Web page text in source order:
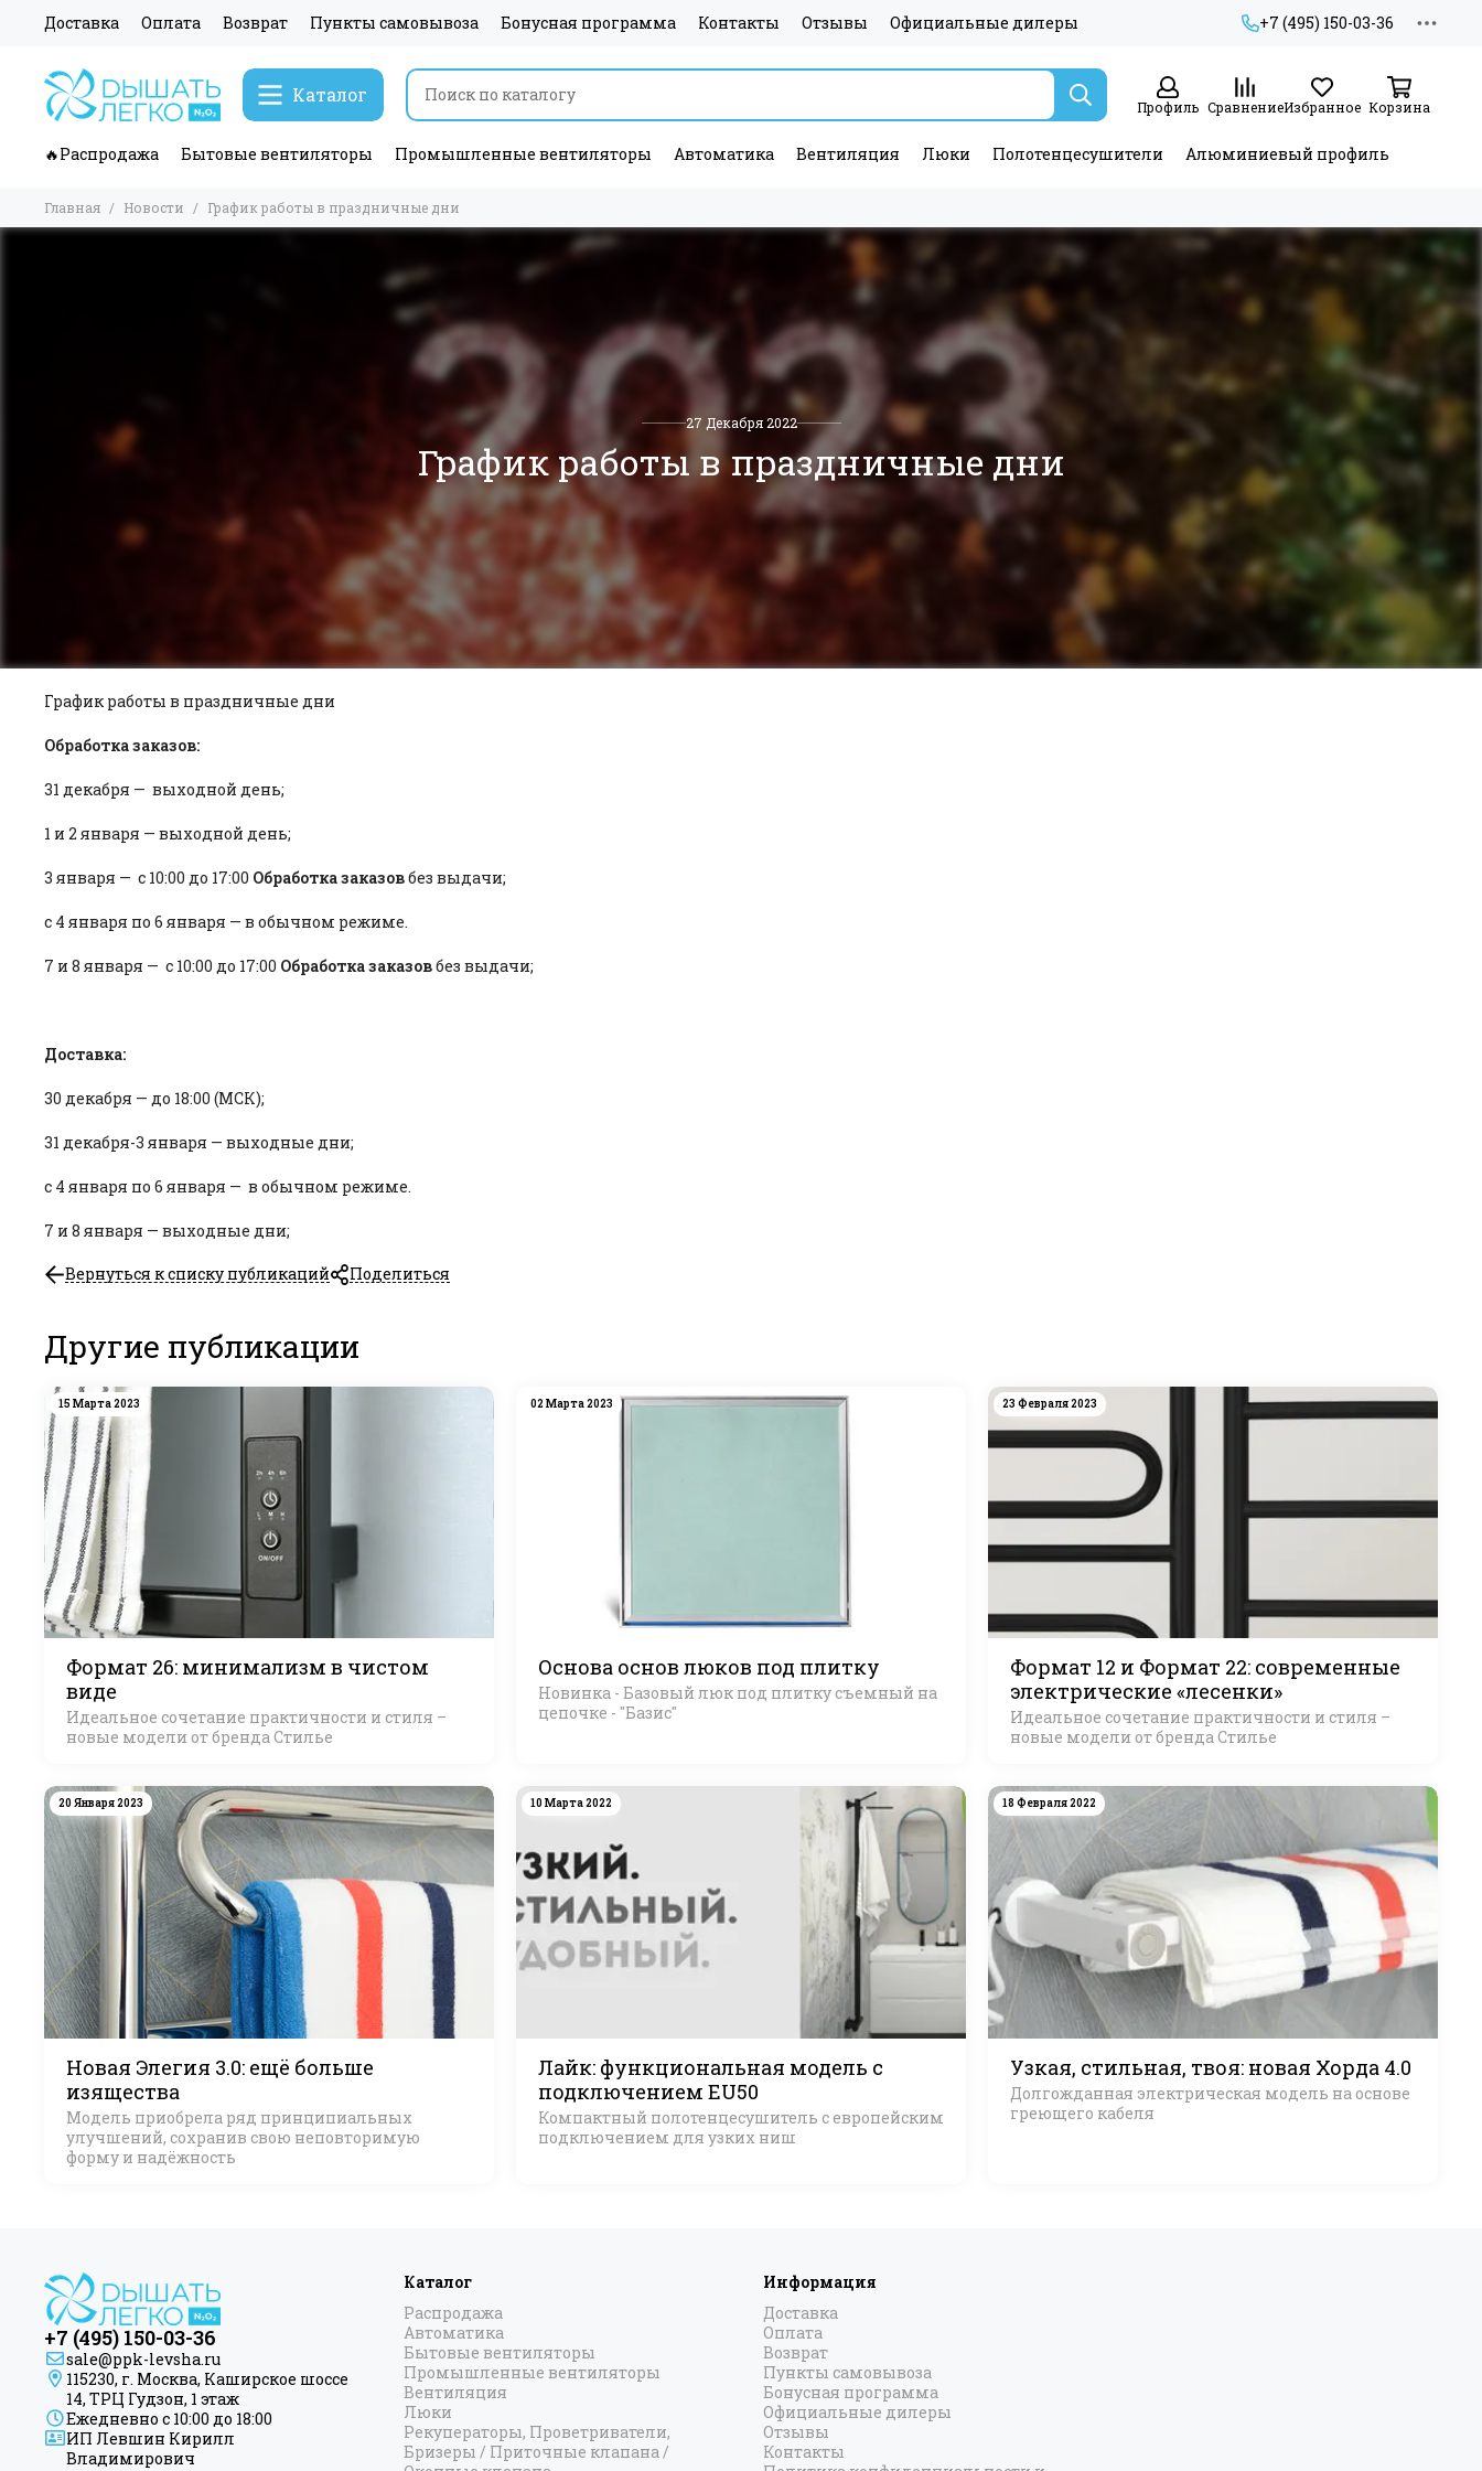
Доставка Оплата Возврат Пункты самовывоза Бонусная программа Контакты Отзывы Официальные дилеры +7 (495) 150-03-36
Каталог
Профиль СравнениеИзбранное Корзина
🔥Распродажа Бытовые вентиляторы Промышленные вентиляторы Автоматика Вентиляция Люки Полотенцесушители Алюминиевый профиль
Главная Новости График работы в праздничные дни
27 Декабря 2022
График работы в праздничные дни
График работы в праздничные дни
Обработка заказов:
31 декабря — выходной день;
1 и 2 января — выходной день;
3 января — с 10:00 до 17:00 Обработка заказовбез выдачи;
с 4 января по 6 января — в обычном режиме.
7 и 8 января — с 10:00 до 17:00 Обработка заказовбез выдачи;
Доставка:
30 декабря — до 18:00 (МСК);
31 декабря-3 января — выходные дни;
с 4 января по 6 января — в обычном режиме.
7 и 8 января — выходные дни;
Вернуться к списку публикаций Поделиться
Другие публикации
15 Марта 2023
Формат 26: минимализм в чистом
виде
Идеальное сочетание практичности и стиля –
новые модели от бренда Стилье
02 Марта 2023
Основа основ люков под плитку
Новинка - Базовый люк под плитку съемный на
цепочке - "Базис"
23 Февраля 2023
Формат 12 и Формат 22: современные
электрические «лесенки»
Идеальное сочетание практичности и стиля –
новые модели от бренда Стилье
20 Января 2023
Новая Элегия 3.0: ещё больше
изящества
Модель приобрела ряд принципиальных
улучшений, сохранив свою неповторимую
форму и надёжность
10 Марта 2022
Лайк: функциональная модель с
подключением EU50
Компактный полотенцесушитель с европейским
подключением для узких ниш
18 Февраля 2022
Узкая, стильная, твоя: новая Хорда 4.0
Долгожданная электрическая модель на основе
греющего кабеля
+7 (495) 150-03-36
sale@ppk-levsha.ru
115230, г. Москва, Каширское шоссе
14, ТРЦ Гудзон, 1 этаж
Ежедневно с 10:00 до 18:00
ИП Левшин Кирилл
Владимирович
Каталог
Распродажа
Автоматика
Бытовые вентиляторы
Промышленные вентиляторы
Вентиляция
Люки
Рекуператоры, Проветриватели,
Бризеры / Приточные клапана /
Информация
Доставка
Оплата
Возврат
Пункты самовывоза
Бонусная программа
Официальные дилеры
Отзывы
Контакты